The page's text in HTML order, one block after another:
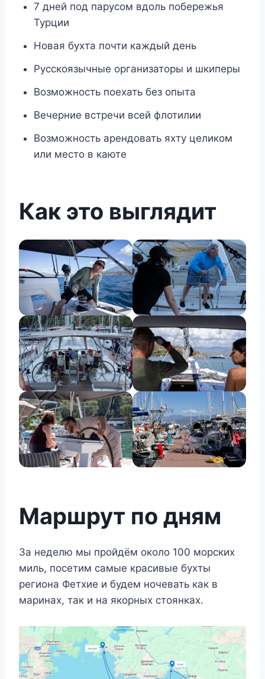
7 дней под парусом вдоль побережья
Турции
Новая бухта почти каждый день
Русскоязычные организаторы и шкиперы
Возможность поехать без опыта
Вечерние встречи всей флотилии
Возможность арендовать яхту целиком
или место в каюте
Как это выглядит
Маршрут по дням
За неделю мы пройдём около 100 морских
миль, посетим самые красивые бухты
региона Фетхие и будем ночевать как в
маринах, так и на якорных стоянках.